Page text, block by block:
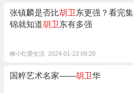
张镇麟是否比胡卫东更强？看完集
锦就知道胡卫东有多强
柳小红爱生活 2024-01-22 09:20
国粹艺术名家——胡卫华